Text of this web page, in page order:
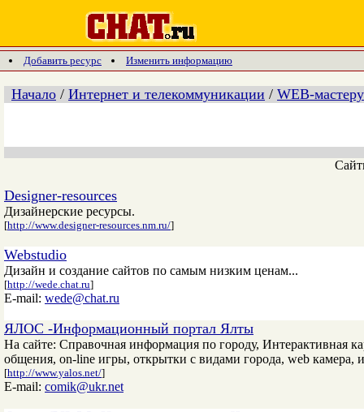
Добавить ресурс Изменить информацию
Начало / Интернет и телекоммуникации / WEB-мастеру
Designer-resources
Дизайнерские ресурсы.
[http://www.designer-resources.nm.ru/]
Webstudio
Дизайн и создание сайтов по самым низким ценам...
[http://wede.chat.ru]
E-mail: wede@chat.ru
ЯЛОС -Информационный портал Ялты
На сайте: Справочная информация по городу, Интерактивная
общения, on-line игры, открытки с видами города, web камера,
[http://www.yalos.net/]
E-mail: comik@ukr.net